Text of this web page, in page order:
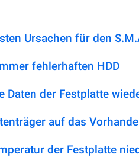
Ursachen für den
fehlerhaften HDD
Daten der Festplatte
auf das
der Festplatte